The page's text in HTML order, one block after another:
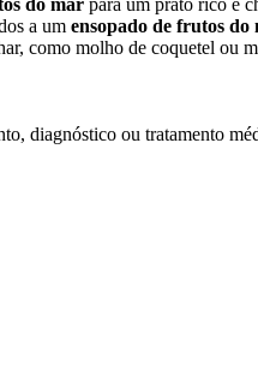
do mar para um prato rico e
a um ensopado de frutos do
como molho de coquetel ou
diagnóstico ou tratamento